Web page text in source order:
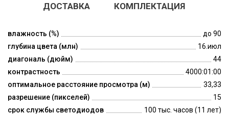
ДОСТАВКА КОМПЛЕКТАЦИЯ
влажность (%)
до 90
глубина цвета (млн)
16.июл
диагональ (дюйм)
44
контрастность
4000:01:00
оптимальное расстояние просмотра (м)
33,33
разрешение (пикселей)
15
срок службы светодиодов
100 тыс. часов (11 лет)